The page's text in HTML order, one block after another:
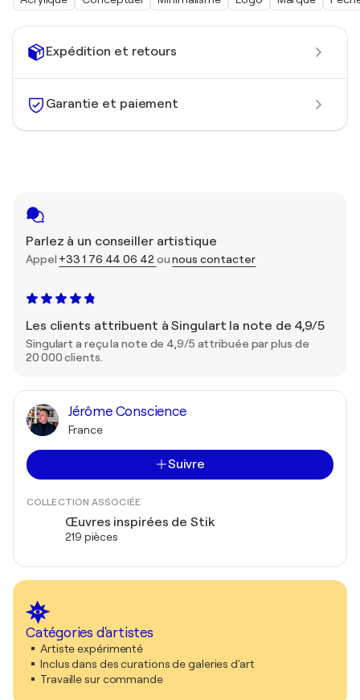
Expédition et retours
Garantie et paiement
Parlez à un conseiller artistique
Appel +33 1 76 44 06 42 ounous contacter
Les clients attribuent à Singulart la note de 4,9/5
Singulart a reçu la note de 4,9/5 attribuée par plus de
20 000 clients.
Jérôme Conscience
France
Suivre
COLLECTION ASSOCIÉE
Œuvres inspirées de Stik
219 pièces
Catégories d'artistes
Artiste expérimenté
Inclus dans des curations de galeries d'art
Travaille sur commande